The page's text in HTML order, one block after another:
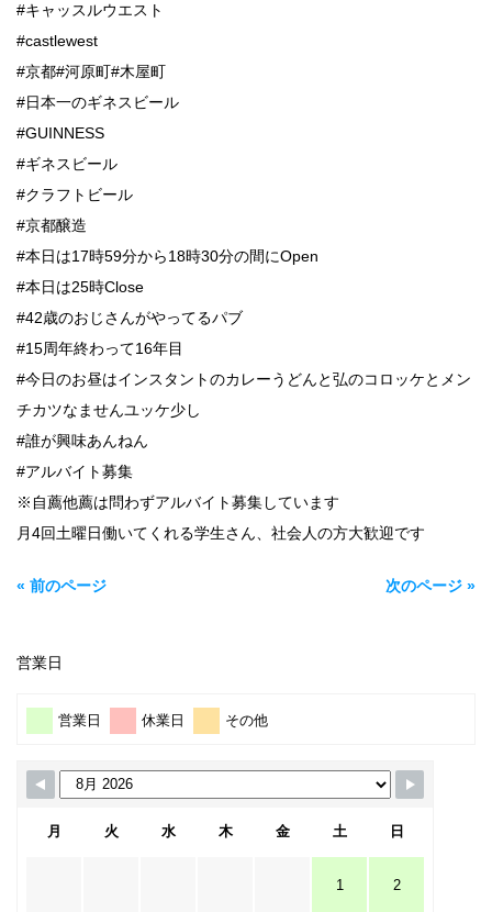
#キャッスルウエスト
#castlewest
#京都#河原町#木屋町
#日本一のギネスビール
#GUINNESS
#ギネスビール
#クラフトビール
#京都醸造
#本日は17時59分から18時30分の間にOpen
#本日は25時Close
#42歳のおじさんがやってるパブ
#15周年終わって16年目
#今日のお昼はインスタントのカレーうどんと弘のコロッケとメン
チカツなませんユッケ少し
#誰が興味あんねん
#アルバイト募集
※自薦他薦は問わずアルバイト募集しています
月4回土曜日働いてくれる学生さん、社会人の方大歓迎です
« 前のページ 次のページ »
営業日
営業日 休業日 その他
月 火 水 木 金 土 日
1 2